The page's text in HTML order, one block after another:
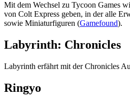
Mit dem Wechsel zu Tycoon Games
von Colt Express geben, in der alle
sowie Miniaturfiguren (Gamefound).
Labyrinth: Chronicles
Labyrinth erfährt mit der Chronicles
Ringyo